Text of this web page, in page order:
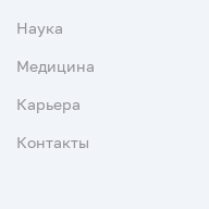
Наука
Медицина
Карьера
Контакты